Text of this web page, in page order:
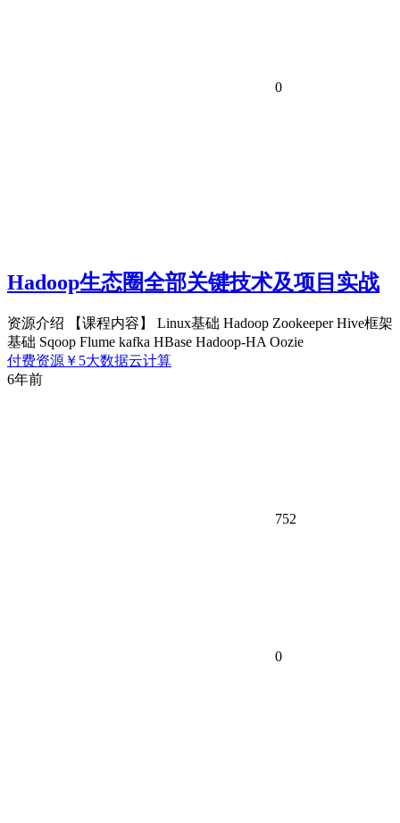
0
Hadoop生态圈全部关键技术及项目实战
资源介绍 【课程内容】 Linux基础 Hadoop Zookeeper Hive框架
基础 Sqoop Flume kafka HBase Hadoop-HA Oozie
付费资源 ￥ 5大数据云计算
6年前
752
0